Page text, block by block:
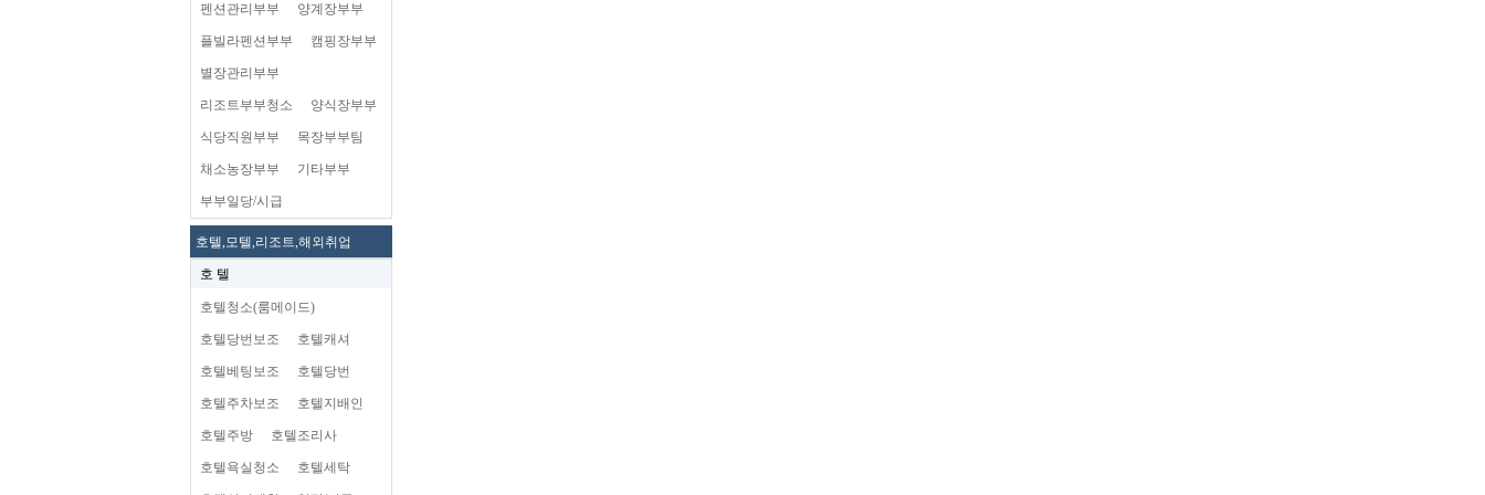
펜션관리부부 양계장부부
플빌라펜션부부 캠핑장부부
별장관리부부
리조트부부청소 양식장부부
식당직원부부 목장부부팀
채소농장부부 기타부부
부부일당/시급
호텔,모텔,리조트,해외취업
호 텔
호텔청소(룸메이드)
호텔당번보조 호텔캐셔
호텔베팅보조 호텔당번
호텔주차보조 호텔지배인
호텔주방 호텔조리사
호텔욕실청소 호텔세탁